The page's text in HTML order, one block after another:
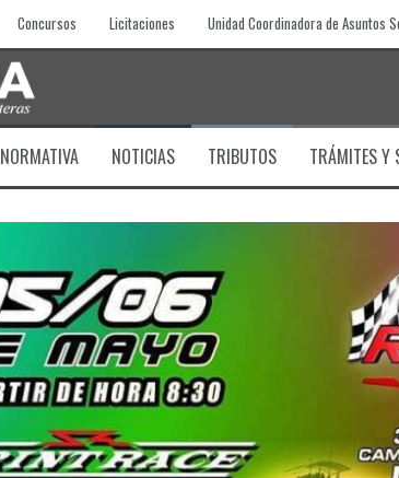
Concursos Licitaciones Unidad Coordinadora de Asuntos
NORMATIVA NOTICIAS TRIBUTOS TRÁMITES Y